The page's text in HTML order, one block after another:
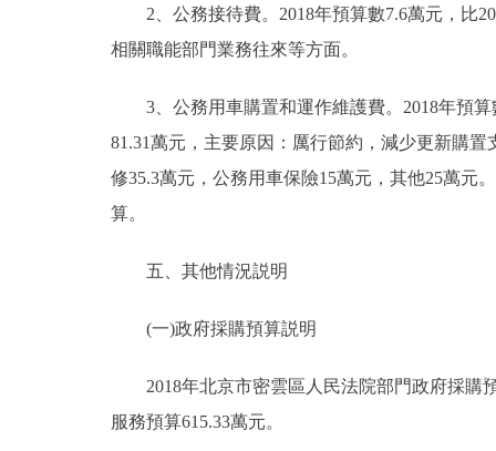
2、公務接待費。2018年預算數7.6萬元，比
相關職能部門業務往來等方面。
3、公務用車購置和運作維護費。2018年預算
81.31萬元，主要原因：厲行節約，減少更新購
修35.3萬元，公務用車保險15萬元，其他25萬元
算。
五、其他情況説明
(一)政府採購預算説明
2018年北京市密雲區人民法院部門政府採購預
服務預算615.33萬元。